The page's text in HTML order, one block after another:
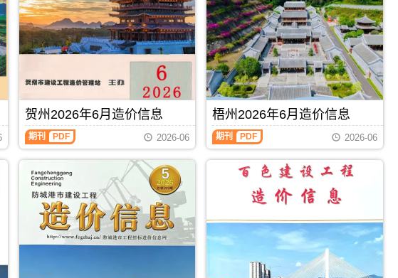
港
建
设
工
程
价
息)，
防
城
港
市
建
设
工
程
息
设
工
程
造
价
信
息）
期
刊，
由
钦
州
市
建
价
信
贺州2026年6月造价信息
贺
州
月
期刊 PDF 2026-06
梧州2026年6月造价信息
梧
州
息
期刊 PDF 2026-06